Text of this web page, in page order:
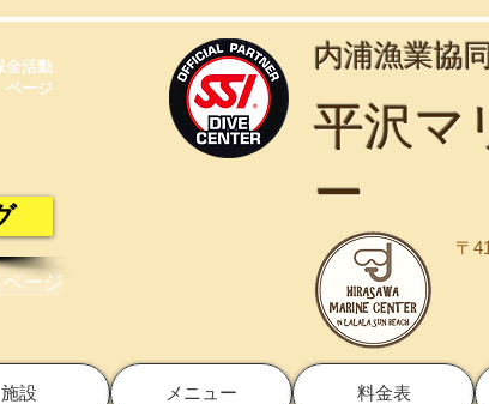
全活動​
ページ
ージ
内浦漁業協
平沢マ
ー
〒
施設 メニュー 料金表